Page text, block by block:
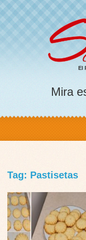
El
Mira
Tag: Pastisetas